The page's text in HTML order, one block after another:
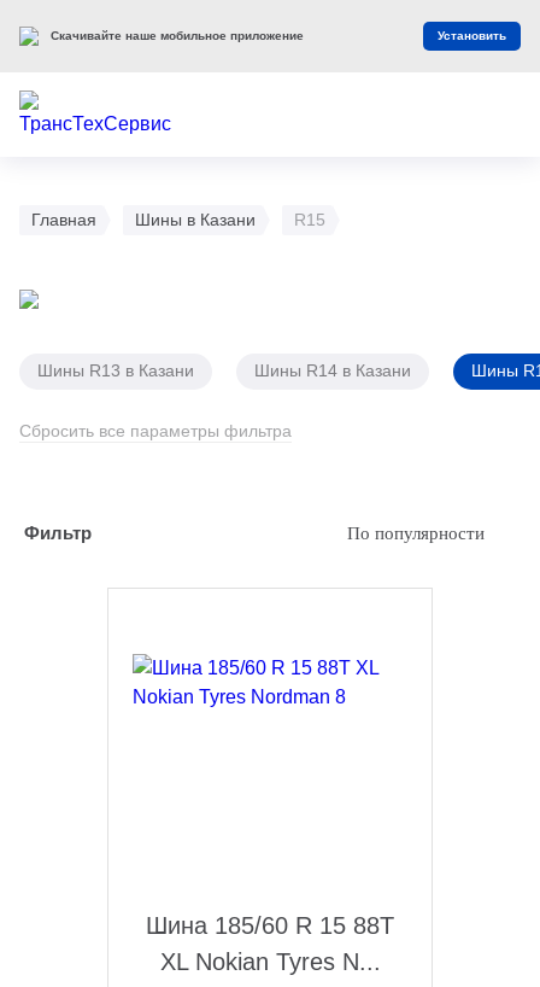
Главная Шины в Казани R15
Шины R13 в Казани Шины R14 в Казани Шины
Сбросить все параметры фильтра
Фильтр
Шина 185/60 R 15 88T
XL Nokian Tyres N...
Скачивайте наше мобильное приложение Установить